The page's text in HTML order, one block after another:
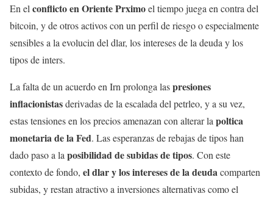
En elconflicto en Oriente Prximoel tiempo juega en contra del
bitcoin, y de otros activos con un perfil de riesgo o especialmente
sensibles a la evolucin del dlar, los intereses de la deuda y los
tipos de inters.
La falta de un acuerdo en Irn prolonga laspresiones
inflacionistasderivadas de la escalada del petrleo, y a su vez,
estas tensiones en los precios amenazan con alterar lapoltica
monetaria de la Fed. Las esperanzas de rebajas de tipos han
dado paso a laposibilidad de subidas de tipos. Con este
contexto de fondo, el dlar y los intereses de la deudacomparten
subidas, y restan atractivo a inversiones alternativas como el